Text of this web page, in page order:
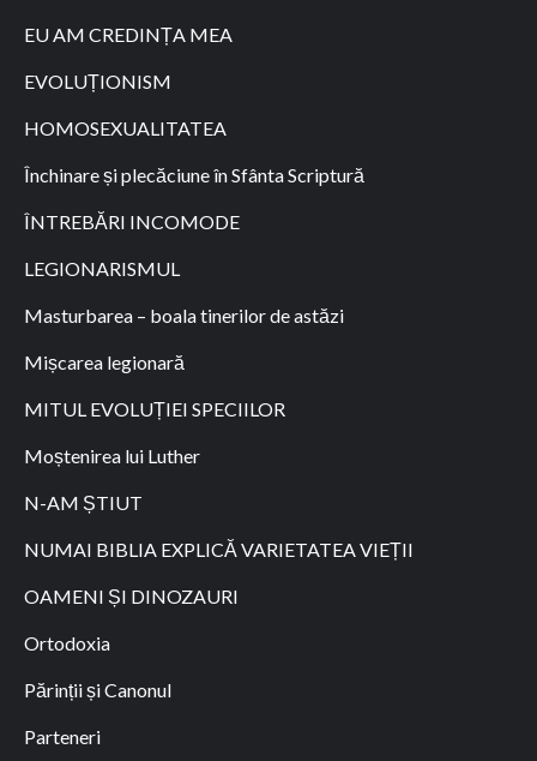
EU AM CREDINȚA MEA
EVOLUȚIONISM
HOMOSEXUALITATEA
Închinare și plecăciune în Sfânta Scriptură
ÎNTREBĂRI INCOMODE
LEGIONARISMUL
Masturbarea – boala tinerilor de astăzi
Mișcarea legionară
MITUL EVOLUȚIEI SPECIILOR
Moștenirea lui Luther
N-AM ȘTIUT
NUMAI BIBLIA EXPLICĂ VARIETATEA VIEȚII
OAMENI ȘI DINOZAURI
Ortodoxia
Părinții și Canonul
Parteneri